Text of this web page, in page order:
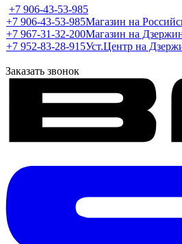
+7 906-43-53-985
+7 906-43-53-985Магазин на
+7 967-31-32-200Магазин на
+7 952-83-28-915Уст.Центр на
Заказать звонок